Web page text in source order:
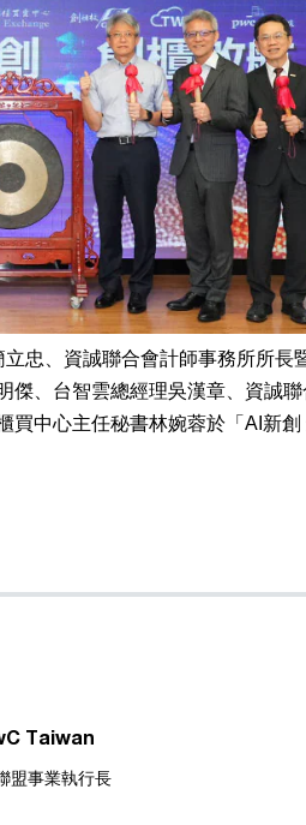
忠、資誠聯合會計師事務所所長
傑、台智雲總經理吳漢章、資誠聯
買中心主任秘書林婉蓉於「AI新創
Taiwan
盟事業執行長